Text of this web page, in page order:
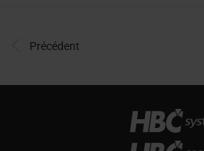
Précédent